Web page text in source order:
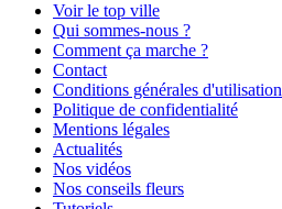
Voir le top ville
Qui sommes-nous ?
Comment ça marche ?
Contact
Conditions générales d'utilisation
Politique de confidentialité
Mentions légales
Actualités
Nos vidéos
Nos conseils fleurs